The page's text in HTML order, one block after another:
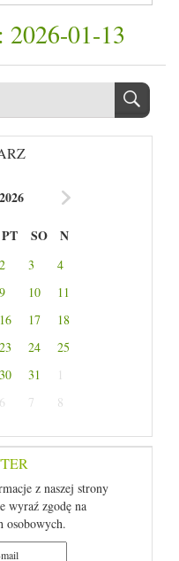
2026-01-13
PT SO N
2 3
4
9 10
11
16 17
18
23 24
25
30 31
1
6 7 8
z naszej strony
wyraź zgodę na
osobowych.